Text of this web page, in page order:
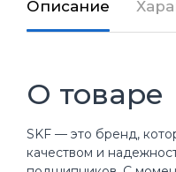
Описание
О товаре
SKF — это бренд,
качеством и